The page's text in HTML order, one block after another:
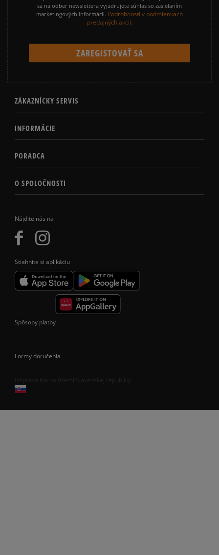
Nájdite nás na
Stiahnite si aplikáciu
sa na odber newslettera vyjadrujete súhlas so zasielaním
marketingových informácií. Podrobnosti v podmienkach
predajných akcií.
ZÁKAZNÍCKY SERVIS
INFORMÁCIE
PORADCA
O SPOLOČNOSTI
Spôsoby platby
Formy doručenia